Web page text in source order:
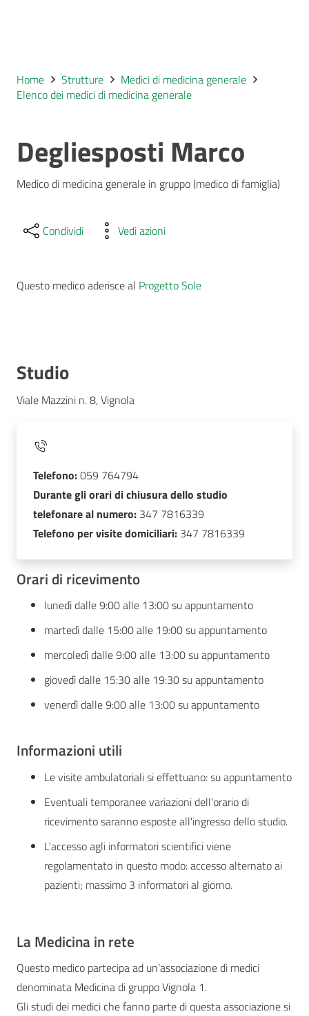
Home Strutture
Medici di medicina generale
Elenco dei medici di medicina generale
Degliesposti Marco
Medico di medicina generale in gruppo (medico di famiglia)
Condividi Vedi azioni
Questo medico aderisce al Progetto Sole
Studio
Viale Mazzini n. 8, Vignola
Telefono:059 764794
Durante gli orari di chiusura dello studio
telefonare al numero: 347 7816339
Telefono per visite domiciliari: 347 7816339
Orari di ricevimento
lunedì dalle 9:00 alle 13:00 su appuntamento
martedì dalle 15:00 alle 19:00 su appuntamento
mercoledì dalle 9:00 alle 13:00 su appuntamento
giovedì dalle 15:30 alle 19:30 su appuntamento
venerdì dalle 9:00 alle 13:00 su appuntamento
Informazioni utili
Le visite ambulatoriali si effettuano: su appuntamento
Eventuali temporanee variazioni dell'orario di
ricevimento saranno esposte all'ingresso dello studio.
L'accesso agli informatori scientifici viene
regolamentato in questo modo: accesso alternato ai
pazienti; massimo 3 informatori al giorno.
La Medicina in rete
Questo medico partecipa ad un’associazione di medici
denominata Medicina di gruppo Vignola 1.
Gli studi dei medici che fanno parte di questa associazione si